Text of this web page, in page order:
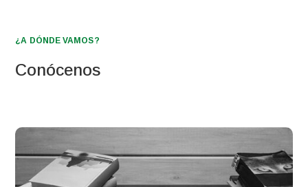
¿A DÓNDE VAMOS?
Conócenos